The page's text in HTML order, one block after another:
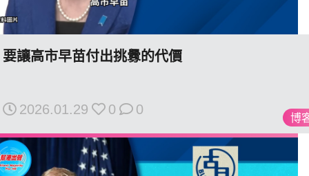
關於我們
我們的立場
博
要讓高市早苗付出挑釁的代價
2026.01.29 0 0